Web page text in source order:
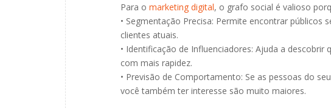
Para o marketing digital, o grafo social é valioso
• Segmentação Precisa: Permite encontrar públicos
clientes atuais.
• Identificação de Influenciadores: Ajuda a
com mais rapidez.
• Previsão de Comportamento: Se as pessoas do
você também ter interesse são muito maiores.